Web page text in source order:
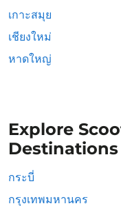
เกาะสมุย
เชียงใหม่
หาดใหญ่
Explore
Destinations
กระบี่
กรุงเทพมหานคร